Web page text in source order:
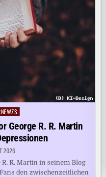
George R. R. Martin
2026
R. R. Martin in seinem Blog
den zwischenzeitlichen